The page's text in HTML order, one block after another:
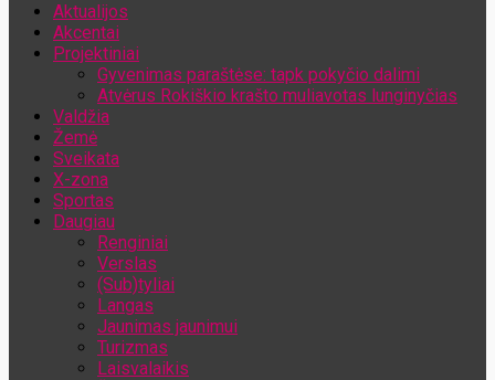
Aktualijos
Akcentai
Projektiniai
Gyvenimas paraštėse: tapk pokyčio dalimi
Atvėrus Rokiškio krašto muliavotas lunginyčias
Valdžia
Žemė
Sveikata
X-zona
Sportas
Daugiau
Renginiai
Verslas
(Sub)tyliai
Langas
Jaunimas jaunimui
Turizmas
Laisvalaikis